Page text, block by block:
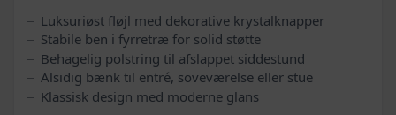
Luksuriøst fløjl med dekorative krystalknapper
Stabile ben i fyrretræ for solid støtte
Behagelig polstring til afslappet siddestund
Alsidig bænk til entré, soveværelse eller stue
Klassisk design med moderne glans